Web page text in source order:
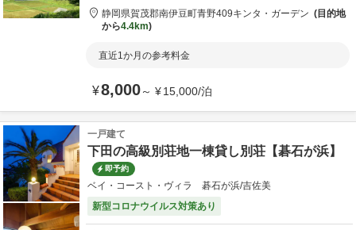
静岡県賀茂郡南伊豆町青野409キンタ・ガーデン
目的地
から4.4km
直近1か月の参考料金
¥8,000～ ¥15,000/泊
一戸建て
下田の高級別荘地一棟貸し別荘【碁石が浜】
即予約
ベイ・コースト・ヴィラ 碁石が浜/吉佐美
新型コロナウイルス対策あり